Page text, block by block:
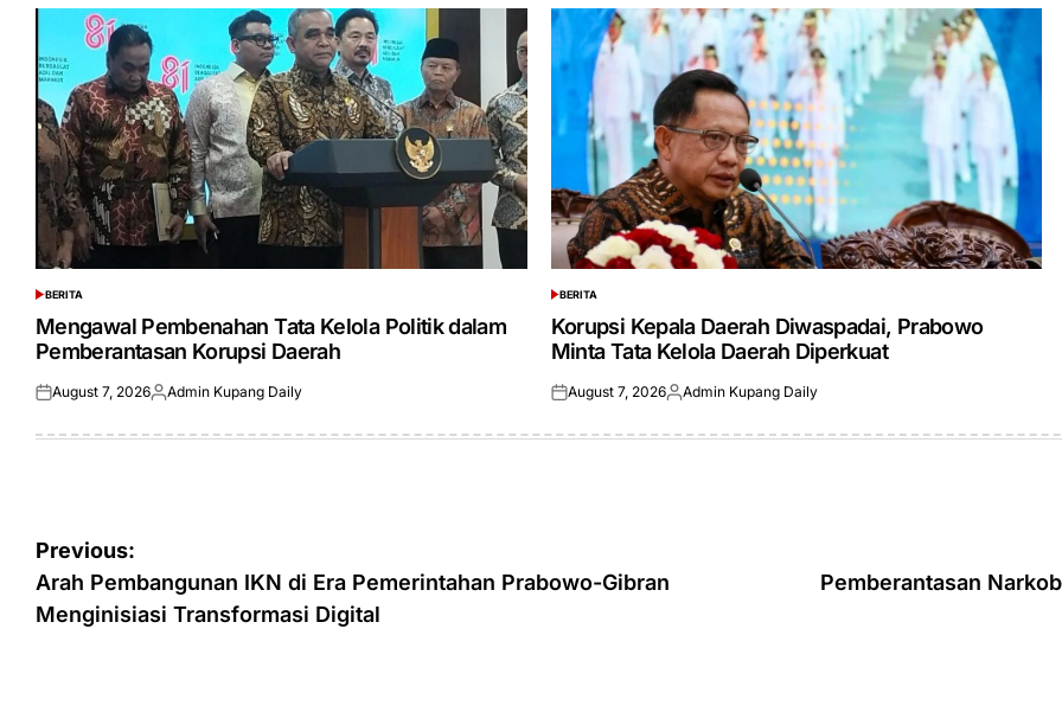
POSTED
IN
BERITA
Mengawal Pembenahan Tata Kelola Politik dalam
Pemberantasan Korupsi Daerah
Posted
August 7, 2026Posted
Admin Kupang Daily
POSTED
IN
BERITA
Korupsi Kepala Daerah Diwaspadai, Prabowo
Minta Tata Kelola Daerah Diperkuat
Posted
August 7, 2026Posted
Admin Kupang Daily
Post
navigation
Previous:
Arah Pembangunan IKN di Era Pemerintahan Prabowo-Gibran
Menginisiasi Transformasi Digital
Pemberantasan